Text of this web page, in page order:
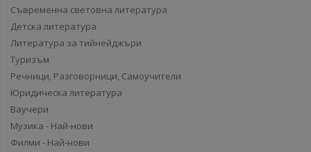
Съвременна световна литература
Детска литература
Литература за тийнейджъри
Туризъм
Речници, Разговорници, Самоучители
Юридическа литература
Ваучери
Музика - Най-нови
Филми - Най-нови